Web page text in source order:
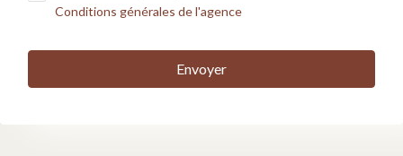
Conditions générales de l'agence
Envoyer